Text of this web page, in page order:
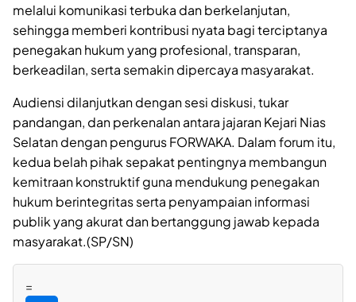
melalui komunikasi terbuka dan berkelanjutan,
sehingga memberi kontribusi nyata bagi terciptanya
penegakan hukum yang profesional, transparan,
berkeadilan, serta semakin dipercaya masyarakat.
Audiensi dilanjutkan dengan sesi diskusi, tukar
pandangan, dan perkenalan antara jajaran Kejari Nias
Selatan dengan pengurus FORWAKA. Dalam forum itu,
kedua belah pihak sepakat pentingnya membangun
kemitraan konstruktif guna mendukung penegakan
hukum berintegritas serta penyampaian informasi
publik yang akurat dan bertanggung jawab kepada
masyarakat.(SP/SN)
=